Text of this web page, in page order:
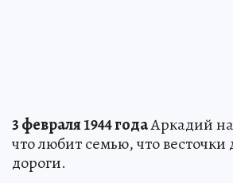
3 февраля 1944 годаАркадий
что любит семью, что весточки
дороги.